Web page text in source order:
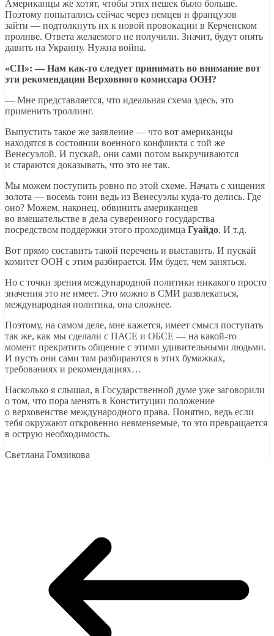
Американцы же хотят, чтобы этих пешек было больше.
Поэтому попытались сейчас через немцев и французов
зайти — подтолкнуть их к новой провокации в Керченском
проливе. Ответа желаемого не получили. Значит, будут опять
давить на Украину. Нужна война.
«СП»: — Нам как-то следует принимать во внимание вот
эти рекомендации Верховного комиссара ООН?
— Мне представляется, что идеальная схема здесь, это
применить троллинг.
Выпустить такое же заявление — что вот американцы
находятся в состоянии военного конфликта с той же
Венесуэлой. И пускай, они сами потом выкручиваются
и стараются доказывать, что это не так.
Мы можем поступить ровно по этой схеме. Начать с хищения
золота — восемь тонн ведь из Венесуэлы куда-то делись. Где
оно? Можем, наконец, обвинить американцев
во вмешательстве в дела суверенного государства
посредством поддержки этого проходимца Гуайдо. И т.д.
Вот прямо составить такой перечень и выставить. И пускай
комитет ООН с этим разбирается. Им будет, чем заняться.
Но с точки зрения международной политики никакого просто
значения это не имеет. Это можно в СМИ развлекаться,
международная политика, она сложнее.
Поэтому, на самом деле, мне кажется, имеет смысл поступать
так же, как мы сделали с ПАСЕ и ОБСЕ — на какой-то
момент прекратить общение с этими удивительными людьми.
И пусть они сами там разбираются в этих бумажках,
требованиях и рекомендациях…
Насколько я слышал, в Государственной думе уже заговорили
о том, что пора менять в Конституции положение
о верховенстве международного права. Понятно, ведь если
тебя окружают откровенно невменяемые, то это превращается
в острую необходимость.
Светлана Гомзикова